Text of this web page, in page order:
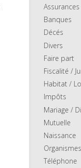
Assurances
Banques
Décés
Divers
Faire part
Fiscalité /
Habitat /
Impôts
Mariage /
Mutuelle
Naissance
Téléphone